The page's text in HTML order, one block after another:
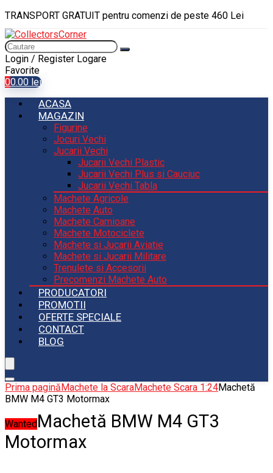
TRANSPORT GRATUIT pentru comenzi de peste 460 Lei
Login / Register Logare
Favorite
00.00 lei
ACASA
MAGAZIN
Figurine
Jocuri Vechi
Jucarii Vechi
Jucarii Vechi Plastic
Jucarii Vechi Plus si Cauciuc
Jucarii Vechi Tabla
Machete Agricole
Machete Auto
Machete Camioane
Machete Motociclete
Machete si Jucarii Aviatie
Machete si Jucarii Militare
Trenulete si Accesorii
Precomenzi Machete Auto
PRODUCATORI
PROMOTII
OFERTE SPECIALE
CONTACT
BLOG
Prima paginăMachete la ScaraMachete Scara 1:24Machetă
BMW M4 GT3 Motormax
WantedMachetă BMW M4 GT3
Motormax